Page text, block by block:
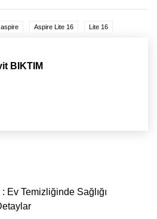
aspire Aspire Lite 16 Lite 16
BIKTIM
Ev Temizliğinde Sağlığı